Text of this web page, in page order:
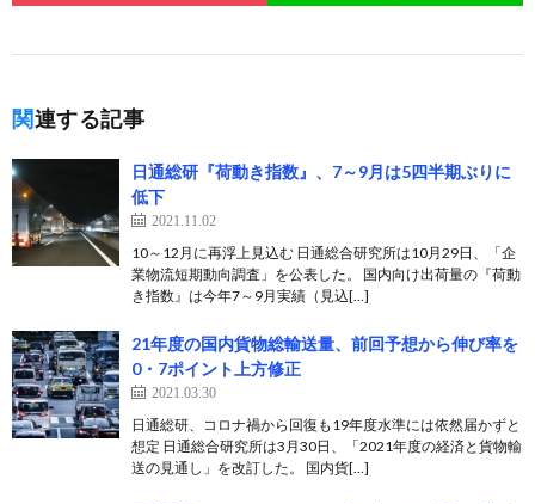
関連する記事
日通総研『荷動き指数』、7～9月は5四半期ぶりに
低下
2021.11.02
10～12月に再浮上見込む 日通総合研究所は10月29日、「企
業物流短期動向調査」を公表した。 国内向け出荷量の『荷動
き指数』は今年7～9月実績（見込[…]
21年度の国内貨物総輸送量、前回予想から伸び率を
0・7ポイント上方修正
2021.03.30
日通総研、コロナ禍から回復も19年度水準には依然届かずと
想定 日通総合研究所は3月30日、「2021年度の経済と貨物輸
送の見通し」を改訂した。 国内貨[…]